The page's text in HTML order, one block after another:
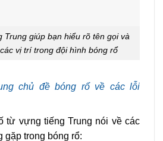
Trung giúp bạn hiểu rõ tên gọi và
vị trí trong đội hình bóng rổ
chủ đề bóng rổ về các lỗi
từ vựng tiếng Trung nói về các
gặp trong bóng rổ: